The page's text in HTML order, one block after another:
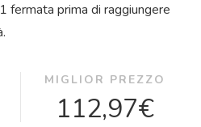
fermata prima di raggiungere
MIGLIOR PREZZO
112,97€